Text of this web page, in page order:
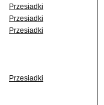
Przesiadki
Przesiadki
Przesiadki
Przesiadki